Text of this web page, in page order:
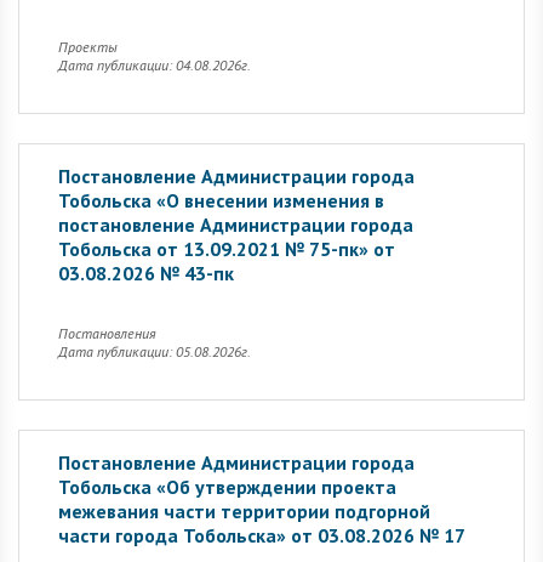
Проекты
Дата публикации: 04.08.2026г.
Постановление Администрации города
Тобольска «О внесении изменения в
постановление Администрации города
Тобольска от 13.09.2021 № 75-пк» от
03.08.2026 № 43-пк
Постановления
Дата публикации: 05.08.2026г.
Постановление Администрации города
Тобольска «Об утверждении проекта
межевания части территории подгорной
части города Тобольска» от 03.08.2026 № 17